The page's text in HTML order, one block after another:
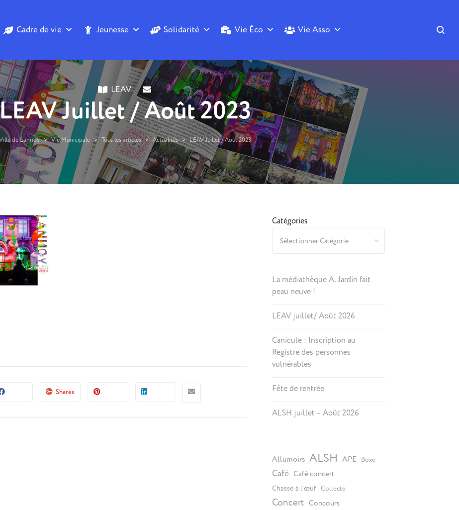
Cadre de vie Jeunesse Solidarité Vie Éco Vie Asso
LEAV
Juillet / Août 2023
de Lannoy > Vie Municipale > Tous les articles > Actualités > LEAV Juillet / Août 2023
Shares
Catégories
La médiathèque A. Jardin fait
peau neuve !
LEAV juillet/ Août 2026
Canicule : Inscription au
Registre des personnes
vulnérables
Fête de rentrée
ALSH juillet – Août 2026
Allumoirs ALSH APE Boxe
Café Café concert
Chasse à l’œuf Collecte
Concert Concours